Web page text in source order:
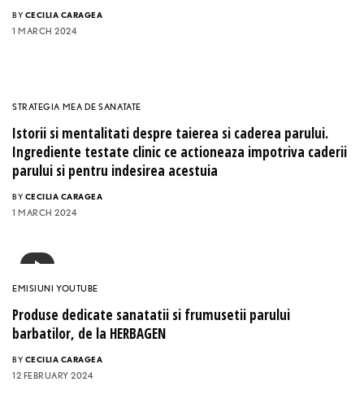
BY CECILIA CARAGEA
1 MARCH 2024
STRATEGIA MEA DE SANATATE
Istorii si mentalitati despre taierea si caderea parului.
Ingrediente testate clinic ce actioneaza impotriva caderii
parului si pentru indesirea acestuia
BY CECILIA CARAGEA
1 MARCH 2024
EMISIUNI YOUTUBE
Produse dedicate sanatatii si frumusetii parului
barbatilor, de la HERBAGEN
BY CECILIA CARAGEA
12 FEBRUARY 2024